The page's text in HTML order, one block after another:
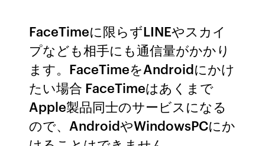
FaceTimeに限らずLINEやスカイ
プなども相手にも通信量がかかり
ます。FaceTimeをAndroidにかけ
たい場合 FaceTimeはあくまで
Apple製品同士のサービスになる
ので、AndroidやWindowsPCにか